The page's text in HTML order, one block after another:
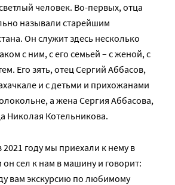
человек. Во-первых, отца
называли старейшим
Он служит здесь несколько
с ним, с его семьей – с женой, с
Его зять, отец Сергий Аббасов,
и с детьми и прихожанами
а жена Сергия Аббасова,
Николая Котельникова.
году мы приехали к нему в
он сел к нам в машину и говорит:
вам экскурсию по любимому